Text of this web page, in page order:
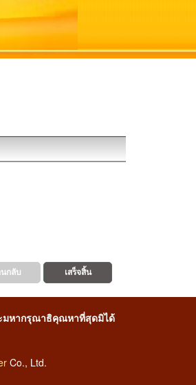
มหากรุณาธิคุณหาที่สุดมิได้
Co., Ltd.